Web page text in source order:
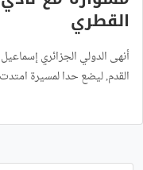
القطري
أنهى الدولي الجزائري
القدم, ليضع حدا لمسيرة